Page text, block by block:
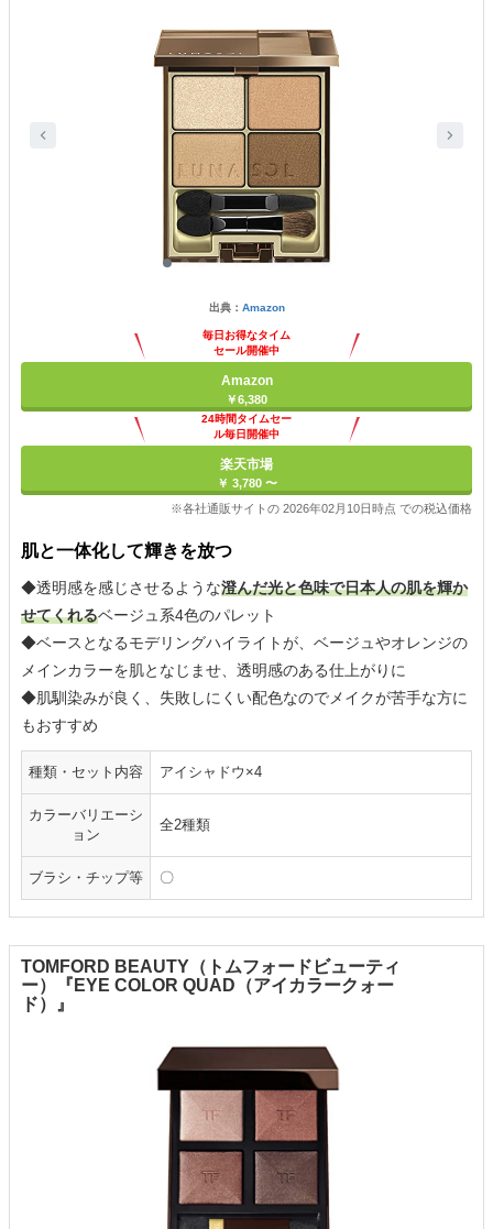
出典： Amazon
毎日お得なタイム
セール開催中
Amazon
￥6,380
24時間タイムセー
ル毎日開催中
楽天市場
￥ 3,780 〜
※各社通販サイトの 2026年02月10日時点 での税込価格
肌と一体化して輝きを放つ
◆透明感を感じさせるような澄んだ光と色味で日本人の肌を輝か
せてくれるベージュ系4色のパレット
◆ベースとなるモデリングハイライトが、ベージュやオレンジの
メインカラーを肌となじませ、透明感のある仕上がりに
◆肌馴染みが良く、失敗しにくい配色なのでメイクが苦手な方に
もおすすめ
種類・セット内容 アイシャドウ×4
カラーバリエーシ
ョン
全2種類
ブラシ・チップ等 〇
TOMFORD BEAUTY（トムフォードビューティ
ー）『EYE COLOR QUAD（アイカラークォー
ド）』